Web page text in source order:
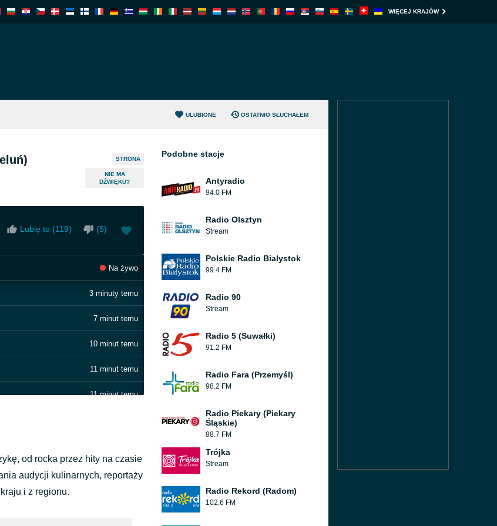
WIĘCEJ KRAJÓW
ULUBIONE OSTATNIO SŁUCHAŁEM
STRONA
NIE MA
DŹWIĘKU?
Lubię to (119) (5)
Na żywo
3 minuty temu
7 minut temu
10 minut temu
11 minut temu
11 minut temu
17 minut temu
od rocka przez hity na czasie
audycji kulinarnych, reportaży
i z regionu.
Podobne stacje
Antyradio
94.0 FM
Radio Olsztyn
Stream
Polskie Radio Bialystok
99.4 FM
Radio 90
Stream
Radio 5 (Suwałki)
91.2 FM
Radio Fara (Przemyśl)
98.2 FM
Radio Piekary (Piekary
Śląskie)
88.7 FM
Trójka
Stream
Radio Rekord (Radom)
102.6 FM